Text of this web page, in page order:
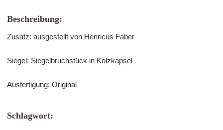
Beschreibung:
Zusatz: ausgestellt von Henricus Faber
Siegel: Siegelbruchstück in Kolzkapsel
Ausfertigung: Original
Schlagwort: